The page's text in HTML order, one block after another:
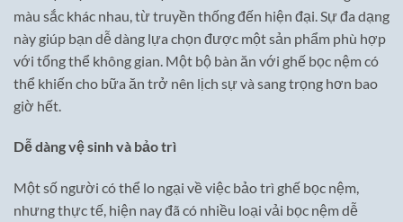
màu sắc khác nhau, từ truyền thống đến hiện đại. Sự đa dạng
này giúp bạn dễ dàng lựa chọn được một sản phẩm phù hợp
với tổng thể không gian. Một bộ bàn ăn với ghế bọc nệm có
thể khiến cho bữa ăn trở nên lịch sự và sang trọng hơn bao
giờ hết.
Dễ dàng vệ sinh và bảo trì
Một số người có thể lo ngại về việc bảo trì ghế bọc nệm,
nhưng thực tế, hiện nay đã có nhiều loại vải bọc nệm dễ